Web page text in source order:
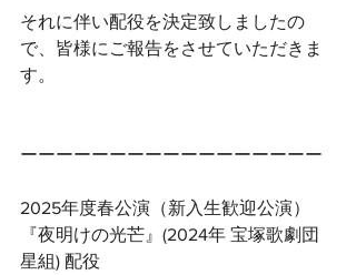
それに伴い配役を決定致しましたの
で、皆様にご報告をさせていただきま
す。
ーーーーーーーーーーーーーーーーー
2025年度春公演（新入生歓迎公演）
『夜明けの光芒』(2024年 宝塚歌劇団
星組) 配役